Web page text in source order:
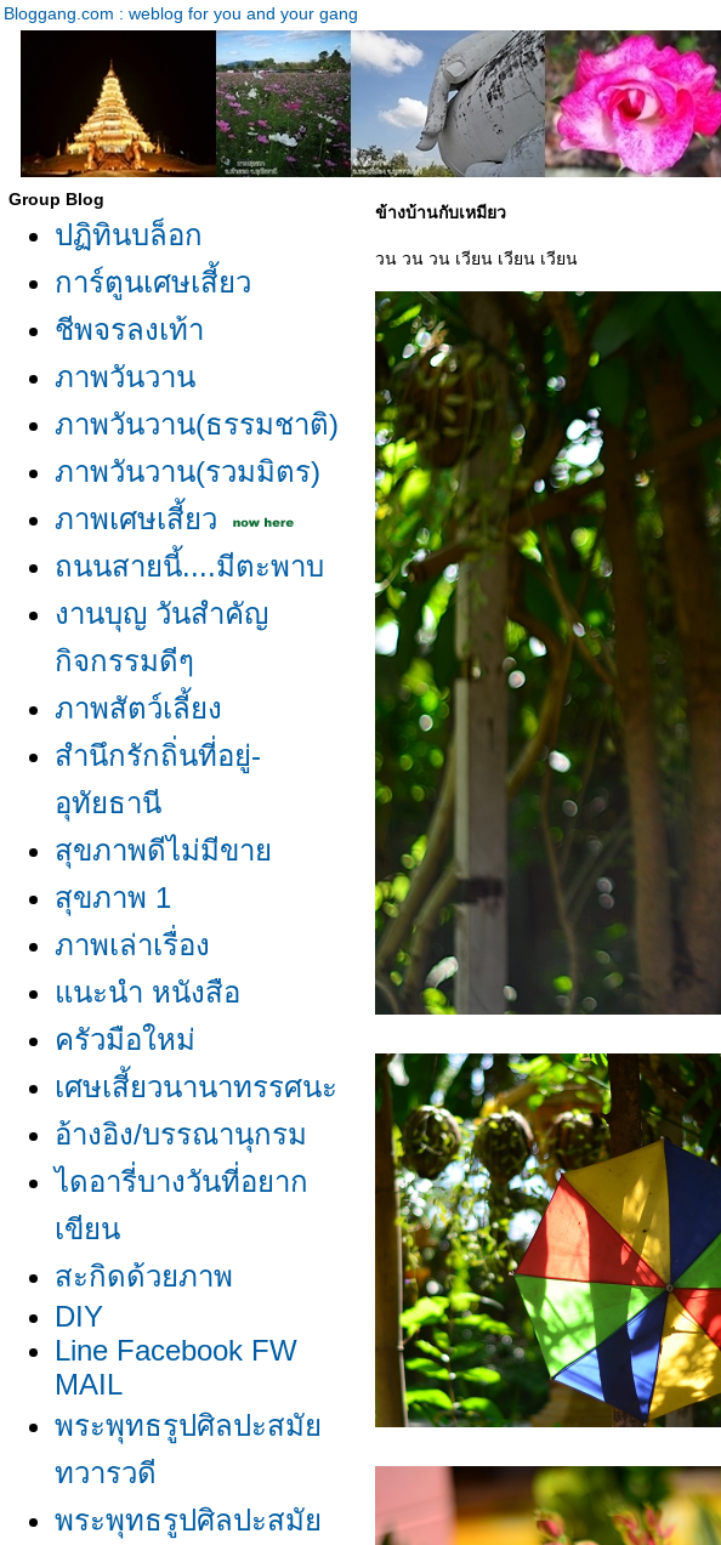
Bloggang.com : weblog for you and your gang
Group Blog
ปฏิทินบล็อก
การ์ตูนเศษเสี้ยว
ชีพจรลงเท้า
ภาพวันวาน
ภาพวันวาน(ธรรมชาติ)
ภาพวันวาน(รวมมิตร)
ภาพเศษเสี้ยว
ถนนสายนี้....มีตะพาบ
งานบุญ วันสำคัญ
กิจกรรมดีๆ
ภาพสัตว์เลี้ยง
สำนึกรักถิ่นที่อยู่-
อุทัยธานี
สุขภาพดีไม่มีขา
สุขภาพ 1
ภาพเล่าเรื่อง
นะนำ หนังสือ
ครัวมือใหม่
เศษเสี้ยวนานาทรรศนะ
อ้างอิง/บรรณานุกรม
ไดอารี่บางวันที่อยาก
เขียน
สะกิดด้วยภาพ
DIY
Line Facebook FW
MAIL
พระพุทธรูปศิลปะสมั
ทวารวดี
พระพุทธรูปศิลปะสมั
ข้างบ้านกับเหมียว
วน วน วน เวียน เวียน เวียน